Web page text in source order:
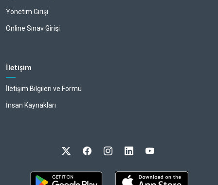
Yönetim Girişi
Online Sınav Girişi
İletişim
İletişim Bilgileri ve Formu
İnsan Kaynakları